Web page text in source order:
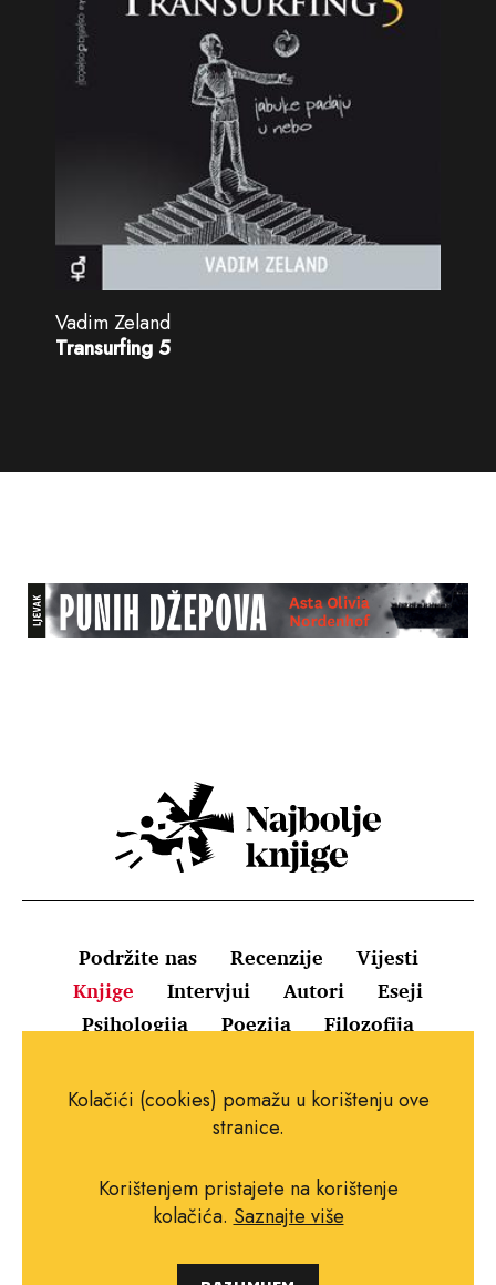
Vadim Zeland
Transurfing 5
Podržite nas Recenzije
Vijesti
Knjige
Intervjui Autori
Eseji
Psihologija
Poezija Filozofija
Uvjeti korištenja
Pravila o kolačićima
Impressum
Kolačići (cookies) pomažu u korištenju ove
stranice.
Korištenjem pristajete na korištenje
kolačića. Saznajte više